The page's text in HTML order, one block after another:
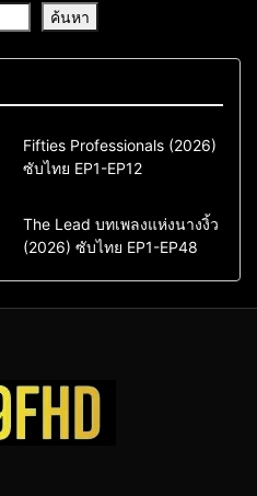
ค้นหา
Action & Adventure
Comedy
Drama
ซีรี่ย์เกาหลีซับไทย
Fifties Professionals (2026)
ซับไทย EP1-EP12
Drama
ซีรี่ย์จีน
ซีรี่ย์จีนซับไทย
The Lead บทเพลงแห่งนางงิ้ว
(2026) ซับไทย EP1-EP48